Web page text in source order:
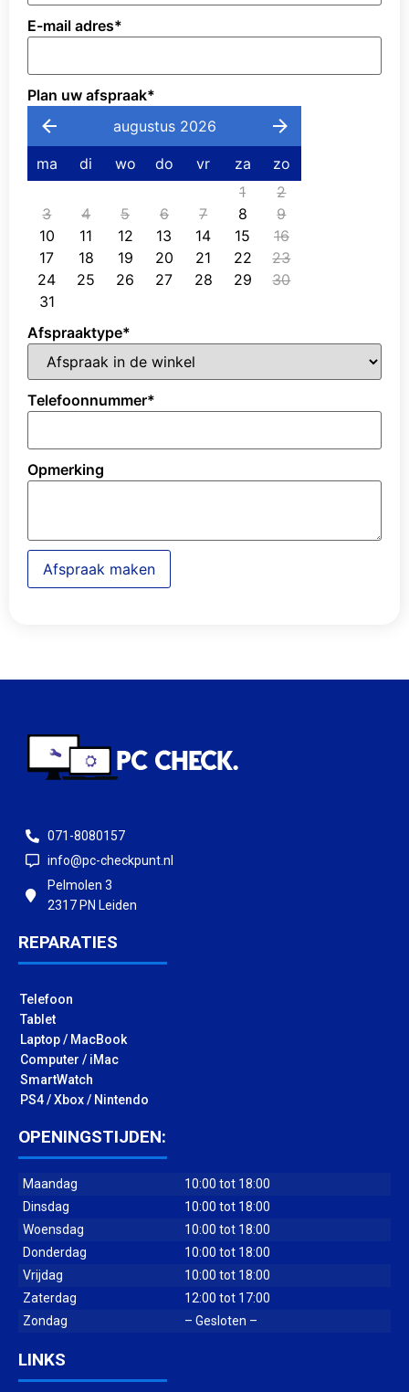
E-mail adres*
Plan uw afspraak*
augustus 2026
ma di wo do vr za
zo
1
2
3
4 5 6 7 8
9
10
11 12 13 14 15
16
17
18 19 20 21 22
23
24
25 26 27 28 29
30
31
Afspraaktype*
Telefoonnummer*
Opmerking
Afspraak maken
071-8080157
info@pc-checkpunt.nl
Pelmolen 3
2317 PN Leiden
REPARATIES
Telefoon
Tablet
Laptop / MacBook
Computer / iMac
SmartWatch
PS4 / Xbox / Nintendo
OPENINGSTIJDEN:
Maandag
10:00 tot 18:00
Dinsdag
10:00 tot 18:00
Woensdag
10:00 tot 18:00
Donderdag
10:00 tot 18:00
Vrijdag
10:00 tot 18:00
Zaterdag
12:00 tot 17:00
Zondag
– Gesloten –
LINKS